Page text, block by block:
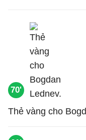
70'
Thẻ vàng cho